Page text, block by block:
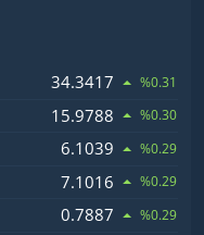
34.3417 %0.31
15.9788 %0.30
6.1039 %0.29
7.1016 %0.29
0.7887 %0.29